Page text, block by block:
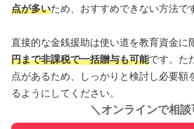
点が多いため、おすすめできない方法で
直接的な金銭援助は使い道を教育資金に
円まで非課税で一括贈与も可能です。た
点があるため、しっかりと検討し必要額
るようにしてください。
＼ オンラインで相談